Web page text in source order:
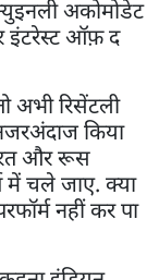
अकोमोडेट
इंटरेस्ट ऑफ़ द
अभी रिसेंटली
किया
और रूस
में चले जाए. क्या
नहीं कर पा